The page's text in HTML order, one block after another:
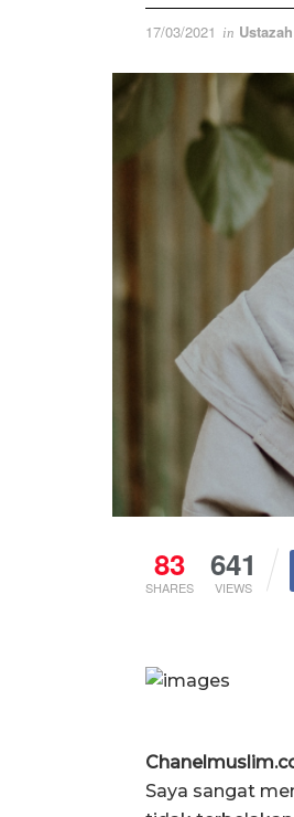
17/03/2021 in Ustazah
83
SHARES
641
VIEWS
Saya sangat